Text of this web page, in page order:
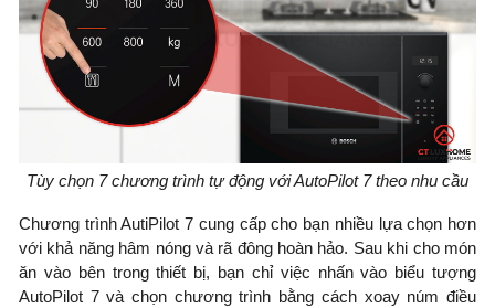
Tùy chọn 7 chương trình tự động với AutoPilot 7 theo nhu cầu
Chương trình AutiPilot 7 cung cấp cho bạn nhiều lựa chọn hơn
với khả năng hâm nóng và rã đông hoàn hảo. Sau khi cho món
ăn vào bên trong thiết bị, bạn chỉ việc nhấn vào biểu tượng
AutoPilot 7 và chọn chương trình bằng cách xoay núm điều